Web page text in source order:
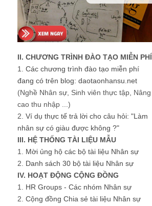
II. CHƯƠNG TRÌNH ĐÀO TẠO MIỄN PHÍ
1. Các chương trình đào tạo miễn phí
đang có trên blog: daotaonhansu.net
(Nghề Nhân sự, Sinh viên thực tập, Nâng
cao thu nhập ...)
2. Ví dụ thực tế trả lời cho câu hỏi: "Làm
nhân sự có giàu được không ?"
III. HỆ THỐNG TÀI LIỆU MẪU
1. Mời ủng hộ các bộ tài liệu Nhân sự
2. Danh sách 30 bộ tài liệu Nhân sự
IV. HOẠT ĐỘNG CỘNG ĐỒNG
1. HR Groups - Các nhóm Nhân sự
2. Cộng đồng Chia sẻ tài liệu Nhân sự